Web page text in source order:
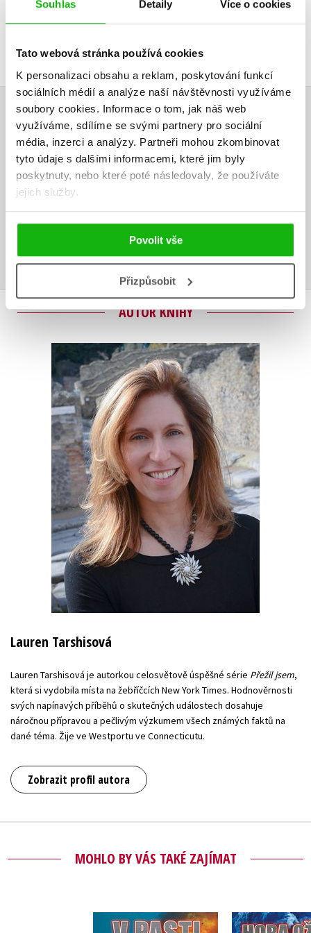
Souhlas Detaily Více o cookies
Tato webová stránka používá cookies
K personalizaci obsahu a reklam, poskytování funkcí
sociálních médií a analýze naší návštěvnosti využíváme
soubory cookies. Informace o tom, jak náš web
využíváme, sdílíme se svými partnery pro sociální
média, inzerci a analýzy. Partneři mohou zkombinovat
tyto údaje s dalšími informacemi, které jim byly
poskytnuty, nebo které poté následovaly, že používáte
jejich služby.
Povolit vše
Přizpůsobit
HODNOCENÍ ČTENÁŘŮ
V současné době nejsou vytvořena žádná uživatelská hodnocení.
Vaše hodnocení
Uživatelskou recenzi mohou vkládat pouze registrovaní uživatelé
AUTOR KNIHY
Lauren Tarshisová
Lauren Tarshisová je autorkou celosvětově úspěšné série Přežil jsem,
která si vydobila místa na žebříčcích New York Times. Hodnověrnosti
svých napínavých příběhů o skutečných událostech dosahuje
náročnou přípravou a pečlivým výzkumem všech známých faktů na
dané téma. Žije ve Westportu ve Connecticutu.
Zobrazit profil autora
MOHLO BY VÁS TAKÉ ZAJÍMAT